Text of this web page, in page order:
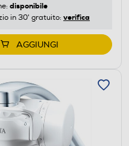
disponibile
in 30' gratuito: verifica
AGGIUNGI